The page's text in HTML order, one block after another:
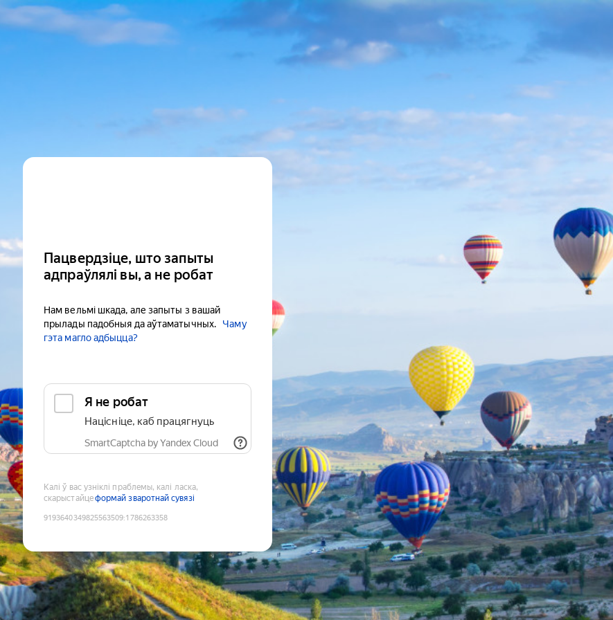
Пацвердзіце, што запыты
адпраўлялі вы, а не робат
Нам вельмі шкада, але запыты з вашай
прылады падобныя да аўтаматычных.
Чаму
гэта магло адбыцца?
Я не робат
Націсніце, каб працягнуць
SmartCaptcha by Yandex Cloud
Калі ў вас узніклі праблемы, калі ласка,
скарыстайцеформай зваротнай сувязі
9193640349825563509:1786263358